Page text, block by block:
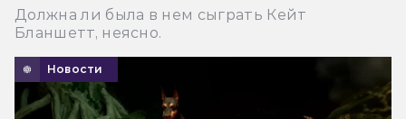
Должна ли была в нем сыграть Кейт
Бланшетт, неясно.
Новости